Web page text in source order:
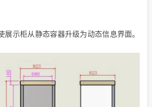
展示柜从静态容器升级为动态信息界面。